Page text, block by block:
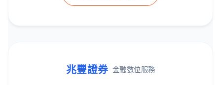
兆豐證券 金融數位服務